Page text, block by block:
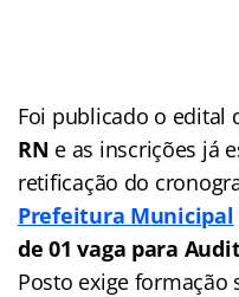
Foi publicado o edital
RN e as inscrições já
retificação do
Prefeitura Municipal
de 01 vaga para
Posto exige formação